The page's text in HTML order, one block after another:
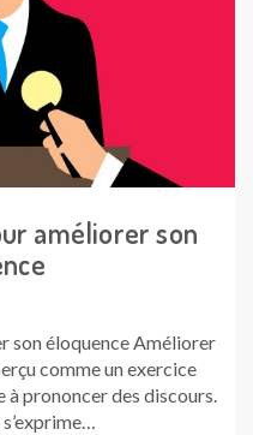
améliorer son
son éloquence Améliorer
comme un exercice
à prononcer des discours.